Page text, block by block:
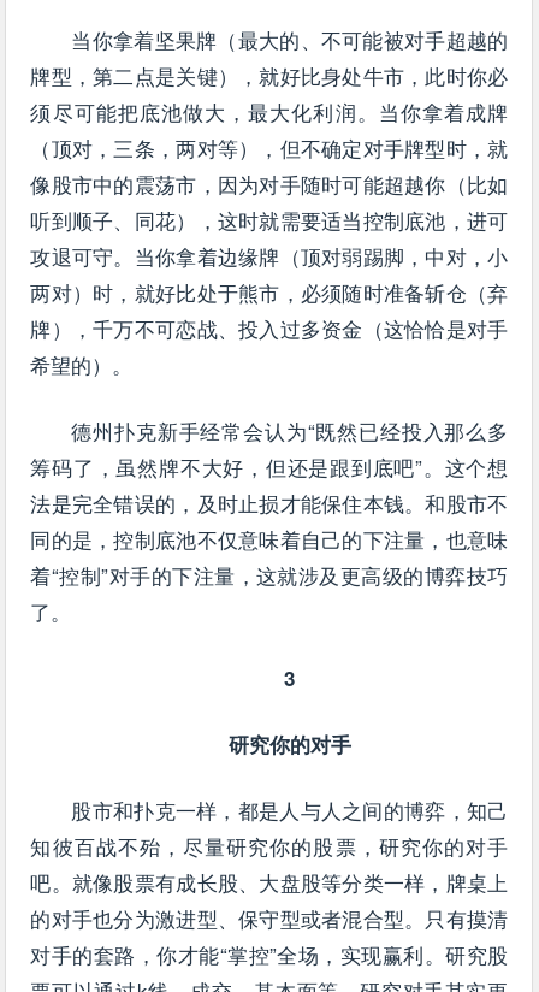
当你拿着坚果牌（最大的、不可能被对手超越的
牌型，第二点是关键），就好比身处牛市，此时你必
须尽可能把底池做大，最大化利润。当你拿着成牌
（顶对，三条，两对等），但不确定对手牌型时，就
像股市中的震荡市，因为对手随时可能超越你（比如
听到顺子、同花），这时就需要适当控制底池，进可
攻退可守。当你拿着边缘牌（顶对弱踢脚，中对，小
两对）时，就好比处于熊市，必须随时准备斩仓（弃
牌），千万不可恋战、投入过多资金（这恰恰是对手
希望的）。
德州扑克新手经常会认为“既然已经投入那么多
筹码了，虽然牌不大好，但还是跟到底吧”。这个想
法是完全错误的，及时止损才能保住本钱。和股市不
同的是，控制底池不仅意味着自己的下注量，也意味
着“控制”对手的下注量，这就涉及更高级的博弈技巧
了。
3
研究你的对手
股市和扑克一样，都是人与人之间的博弈，知己
知彼百战不殆，尽量研究你的股票，研究你的对手
吧。就像股票有成长股、大盘股等分类一样，牌桌上
的对手也分为激进型、保守型或者混合型。只有摸清
对手的套路，你才能“掌控”全场，实现赢利。研究股